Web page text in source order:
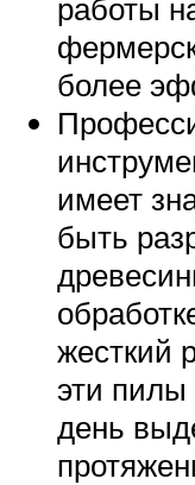
работы
более
имеет
быть
жесткий
эти
день